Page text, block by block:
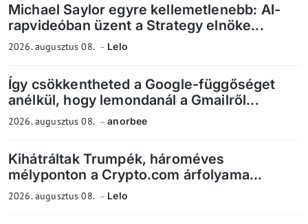
Michael Saylor egyre kellemetlenebb: AI-
rapvideóban üzent a Strategy elnöke...
2026. augusztus 08. Lelo
Így csökkentheted a Google-függőséget
anélkül, hogy lemondanál a Gmailről...
2026. augusztus 08. anorbee
Kihátráltak Trumpék, hároméves
mélyponton a Crypto.com árfolyama...
2026. augusztus 08. Lelo